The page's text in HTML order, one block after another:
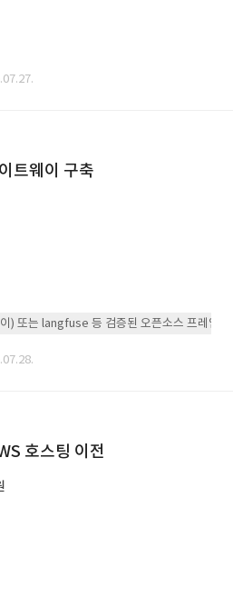
트웨이 구축
) 또는 langfuse 등 검증된 오픈소스 프레임워
호스팅 이전